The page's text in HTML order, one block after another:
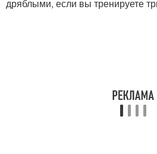
дряблыми, если вы тренируете